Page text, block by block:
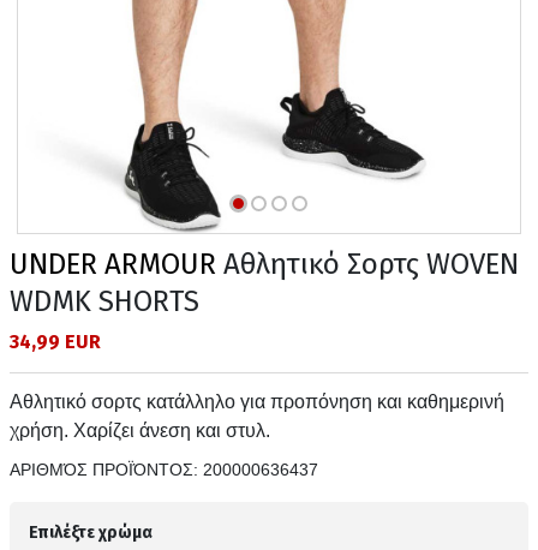
UNDER ARMOUR Αθλητικό Σορτς WOVEN
WDMK SHORTS
34,99 EUR
Αθλητικό σορτς κατάλληλο για προπόνηση και καθημερινή
χρήση. Χαρίζει άνεση και στυλ.
ΑΡΙΘΜΌΣ ΠΡΟΪΌΝΤΟΣ: 200000636437
Επιλέξτε χρώμα